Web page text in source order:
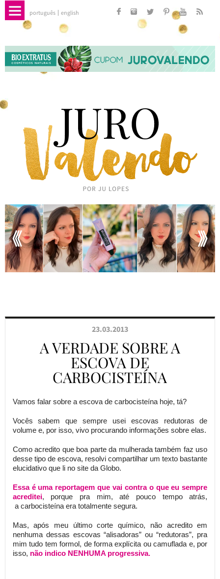
português english
23.03.2013
A VERDADE SOBRE A
ESCOVA DE
CARBOCISTEÍNA
Vamos falar sobre a escova de carbocisteína hoje, tá?
Vocês sabem que sempre usei escovas redutoras de
volume e, por isso, vivo procurando informações sobre elas.
Como acredito que boa parte da mulherada também faz uso
desse tipo de escova, resolvi compartilhar um texto bastante
elucidativo que li no site da Globo.
Essa é uma reportagem que vai contra o que eu sempre
acreditei, porque pra mim, até pouco tempo atrás,
a carbocisteína era totalmente segura.
Mas, após meu último corte químico, não acredito em
nenhuma dessas escovas “alisadoras” ou “redutoras”, pra
mim tudo tem formol, de forma explícita ou camuflada e, por
isso, não indico NENHUMA progressiva.